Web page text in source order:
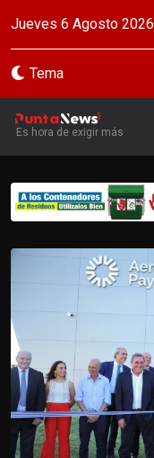
Jueves 6 Agosto 2026
Tema
Es hora de exigir más